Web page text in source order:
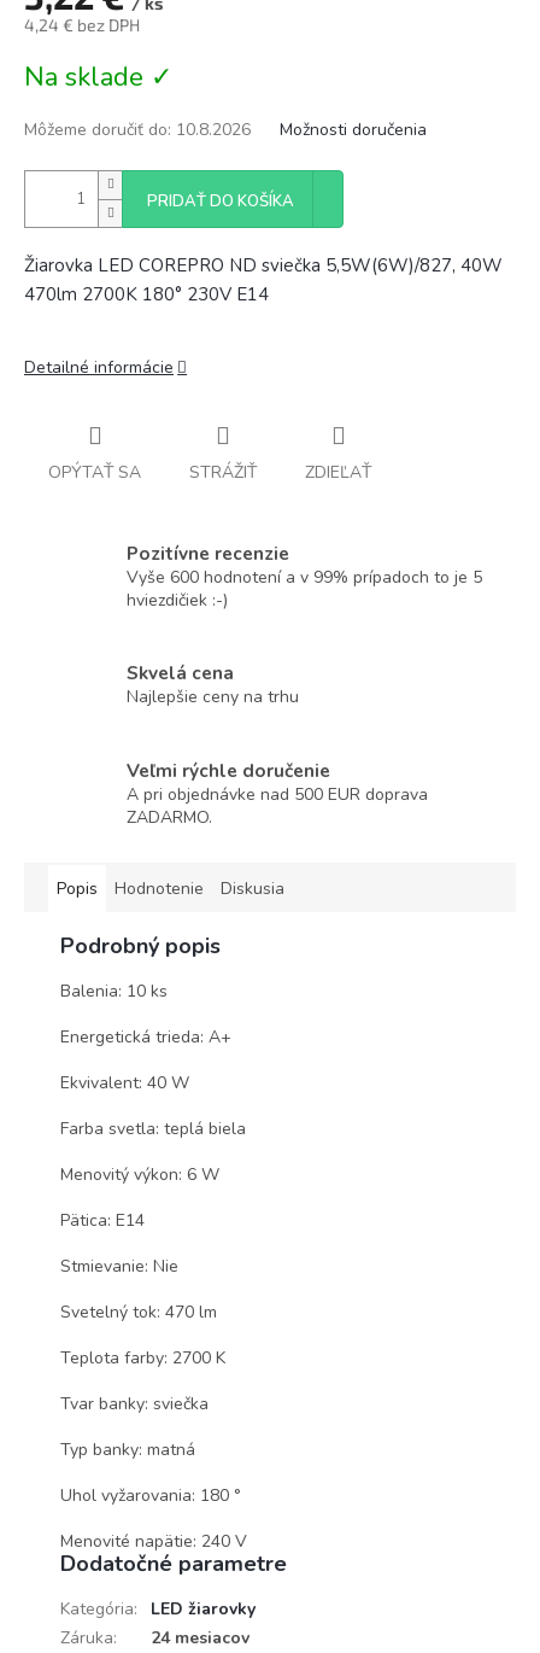
4,24 € bez DPH
cena:
Na sklade ✓
Môžeme doručiť do: 10.8.2026 Možnosti doručenia
PRIDAŤ DO KOŠÍKA
Žiarovka LED COREPRO ND sviečka 5,5W(6W)/827, 40W
470lm 2700K 180° 230V E14
Detailné informácie
OPÝTAŤ SA STRÁŽIŤ ZDIEĽAŤ
Pozitívne recenzie
Vyše 600 hodnotení a v 99% prípadoch to je 5
hviezdičiek :-)
Skvelá cena
Najlepšie ceny na trhu
Veľmi rýchle doručenie
A pri objednávke nad 500 EUR doprava
ZADARMO.
Popis Hodnotenie Diskusia
Podrobný popis
Balenia: 10 ks
Energetická trieda: A+
Ekvivalent: 40 W
Farba svetla: teplá biela
Menovitý výkon: 6 W
Pätica: E14
Stmievanie: Nie
Svetelný tok: 470 lm
Teplota farby: 2700 K
Tvar banky: sviečka
Typ banky: matná
Uhol vyžarovania: 180 °
Menovité napätie: 240 V
Dodatočné parametre
Kategória:
LED žiarovky
Záruka:
24 mesiacov